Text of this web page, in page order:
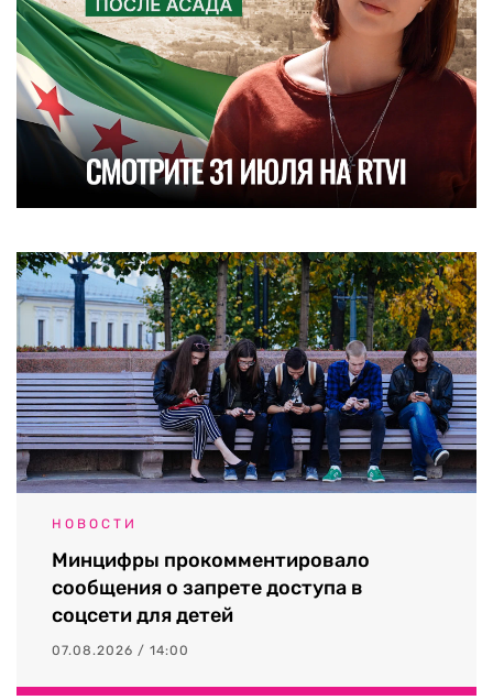
НОВОСТИ
Минцифры прокомментировало
сообщения о запрете доступа в
соцсети для детей
07.08.2026 / 14:00